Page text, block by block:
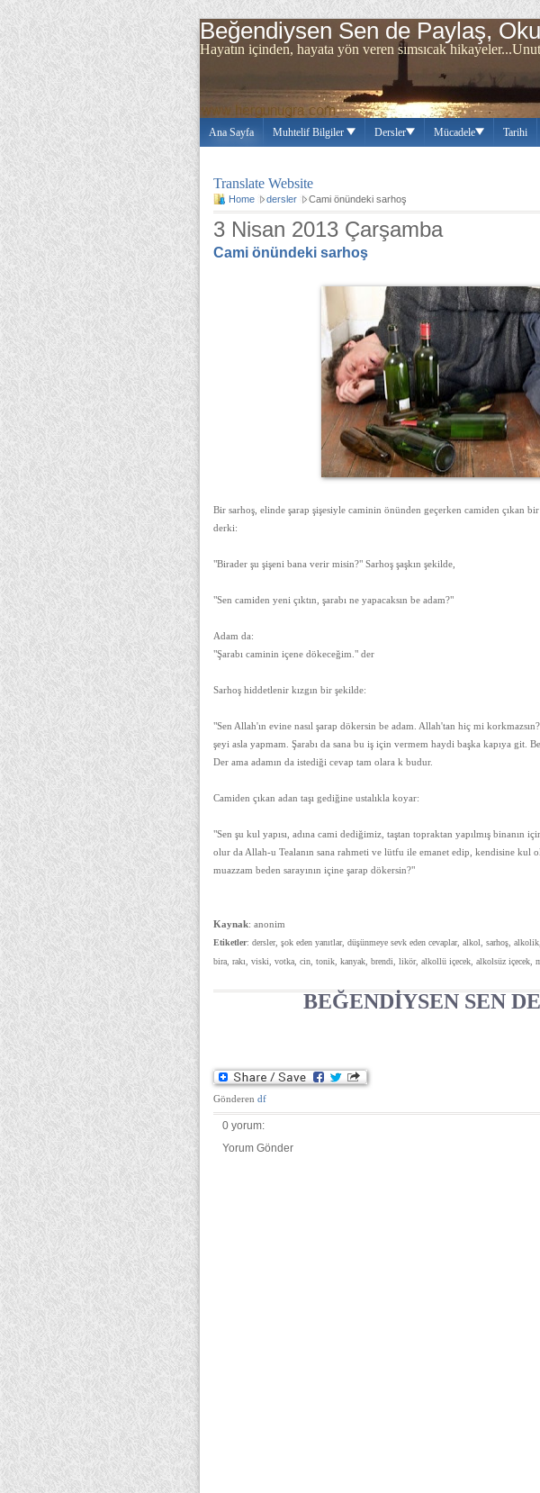
Beğendiysen Sen de Paylaş,
Hayatın içinden, hayata yön veren sımsıcak
Ana Sayfa Muhtelif Bilgiler Dersler Mücadele Tarihi
Translate Website
Home dersler Cami önündeki sarhoş
3 Nisan 2013 Çarşamba
Cami önündeki sarhoş
Bir sarhoş, elinde şarap şişesiyle caminin önünden geçerken camiden çıkan
derki:
"Birader şu şişeni bana verir misin?" Sarhoş şaşkın şekilde,
"Sen camiden yeni çıktın, şarabı ne yapacaksın be adam?"
Adam da:
"Şarabı caminin içene dökeceğim." der
Sarhoş hiddetlenir kızgın bir şekilde:
"Sen Allah'ın evine nasıl şarap dökersin be adam. Allah'tan hiç mi
şeyi asla yapmam. Şarabı da sana bu iş için vermem haydi başka kapıya git.
Der ama adamın da istediği cevap tam olara k budur.
Camiden çıkan adan taşı gediğine ustalıkla koyar:
"Sen şu kul yapısı, adına cami dediğimiz, taştan topraktan yapılmış binanın
olur da Allah-u Tealanın sana rahmeti ve lütfu ile emanet edip, kendisine kul
muazzam beden sarayının içine şarap dökersin?"
Kaynak: anonim
Etiketler: dersler, şok eden yanıtlar, düşünmeye sevk eden cevaplar, alkol, sarhoş,
bira, rakı, viski, votka, cin, tonik, kanyak, brendi, likör, alkollü içecek, alkolsüz içecek,
BEĞENDİYSEN SEN
Gönderen df
0 yorum:
Yorum Gönder